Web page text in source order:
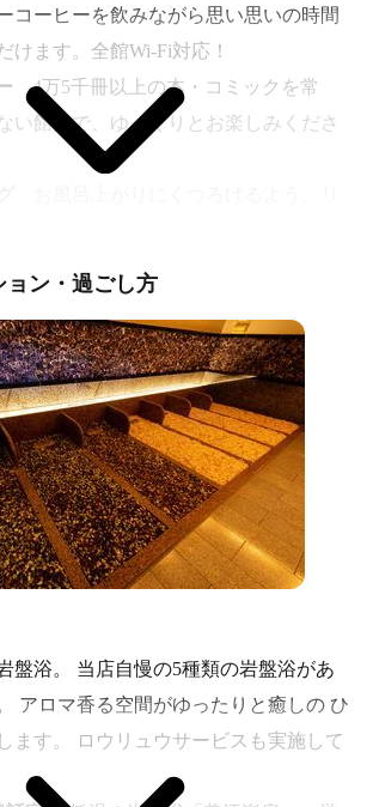
コーヒーを飲みながら思い思いの時間
けます。全館Wi-Fi対応！
4万5千冊以上の本・コミックを常
い館内で、ゆっくりとお楽しみくださ
ご用意しました。女子会にもぜひご利
約制）
ム３部屋限定でVIPルームをご用意
り過ごすもよし、専用シャワーでスッ
お客様のご要望にお応えした個室と
(予約制)
ース無料で利用できるコワーキング
室のワーキングルーム(予約制)をご用
たり、お仕事や勉強にご活用下さい。
溢れる館内にて、時間を忘れてくつ
ア。
お子様も安心して遊べるエリアをご用
な遊具でいっぱい楽しめる遊び場で
ョン・過ごし方
盤浴。 当店自慢の5種類の岩盤浴があ
アロマ香る空間がゆったりと癒しの ひ
ます。 ロウリュウサービスも実施して